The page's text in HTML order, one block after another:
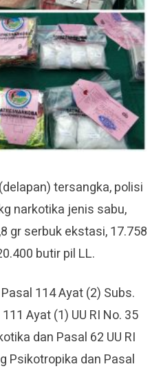
tersangka, polisi
narkotika jenis sabu,
gr serbuk ekstasi, 17.758
butir pil LL.
114 Ayat (2) Subs.
Ayat (1) UU RI No. 35
dan Pasal 62 UU RI
Psikotropika dan Pasal